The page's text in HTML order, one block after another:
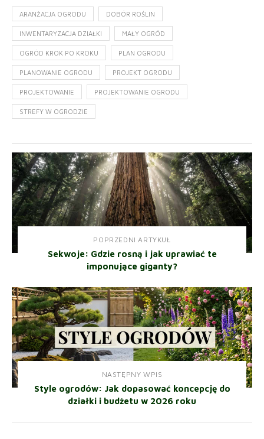
ARANŻACJA OGRODU DOBÓR ROŚLIN
INWENTARYZACJA DZIAŁKI MAŁY OGRÓD
OGRÓD KROK PO KROKU PLAN OGRODU
PLANOWANIE OGRODU PROJEKT OGRODU
PROJEKTOWANIE PROJEKTOWANIE OGRODU
STREFY W OGRODZIE
POPRZEDNI ARTYKUŁ
Sekwoje: Gdzie rosną i jak uprawiać te
imponujące giganty?
NASTĘPNY WPIS
Style ogrodów: Jak dopasować koncepcję do
działki i budżetu w 2026 roku